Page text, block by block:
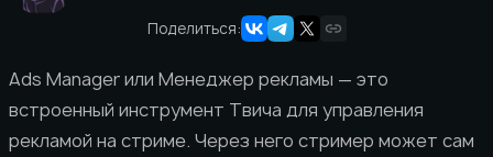
Поделиться:
Ads Manager или Менеджер рекламы — это
встроенный инструмент Твича для управления
рекламой на стриме. Через него стример может сам